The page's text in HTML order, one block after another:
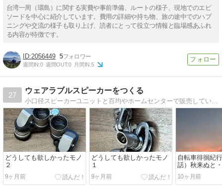
台湾一周（環島）に関する実費や事前準備、ルートの様子、現地でのエピ
ソードを中心に紹介しています。費用の詳細や持ち物、旅の途中でのハプ
ニングや交流の様子も取り上げ、読者にとって役立つ情報と臨場感あふれ
る内容が特徴です。
2056449 5
週間IN:0 週間OUT:0 月間IN:5
27
ウェアラブルスピーカーをつくる
どうしても欲しかったモノ
２
9ヶ月前
どうしても欲しかったモノ
１
9ヶ月前
自転車徘徊紀
話）秋来ぬと
10ヶ月前